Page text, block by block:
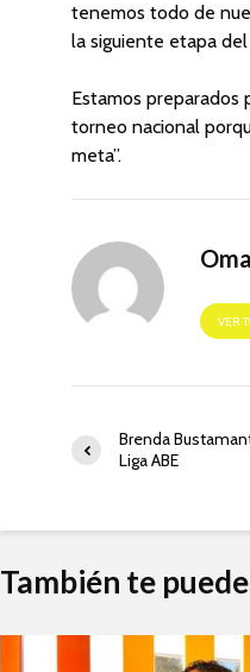
tenemos todo de
la siguiente etapa del
Estamos preparados
torneo nacional
meta”.
VER
Brenda
Liga ABE
También te